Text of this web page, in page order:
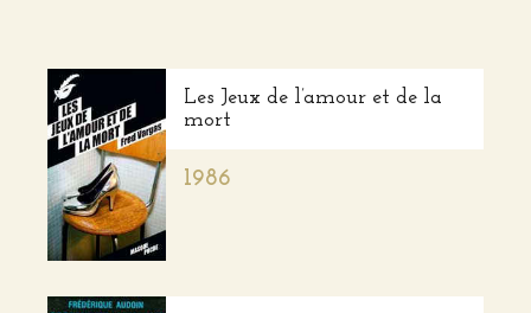
Les Jeux de l’amour et de la
mort
1986